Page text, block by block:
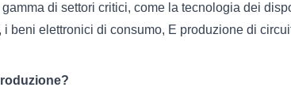
di settori critici, come la tecnologia dei
elettronici di consumo, E produzione di